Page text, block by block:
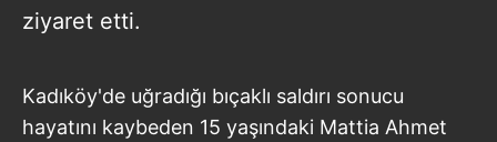
ziyaret etti.
Kadıköy'de uğradığı bıçaklı saldırı sonucu
hayatını kaybeden 15 yaşındaki Mattia Ahmet